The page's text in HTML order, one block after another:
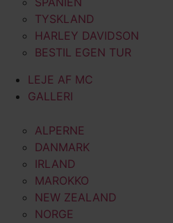
TYSKLAND
HARLEY DAVIDSON
BESTIL EGEN TUR
LEJE AF MC
GALLERI
ALPERNE
DANMARK
IRLAND
MAROKKO
NEW ZEALAND
NORGE